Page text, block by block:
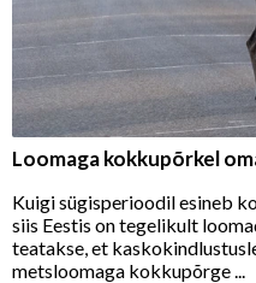
Loomaga kokkupõrkel
Kuigi sügisperioodil esineb
siis Eestis on tegelikult
teatakse, et
metsloomaga kokkupõrge ...